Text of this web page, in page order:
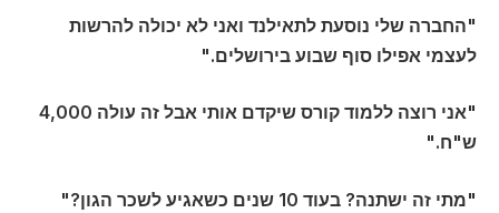
"החברה שלי נוסעת לתאילנד ואני לא יכולה להרשות
לעצמי אפילו סוף שבוע בירושלים."
"אני רוצה ללמוד קורס שיקדם אותי אבל זה עולה 4,000
ש"ח."
"מתי זה ישתנה? בעוד 10 שנים כשאגיע לשכר הגון?"